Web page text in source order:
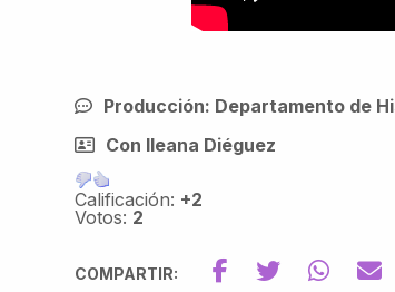
Producción: Departamento de
Con Ileana Diéguez
Calificación: +2
Votos: 2
COMPARTIR: